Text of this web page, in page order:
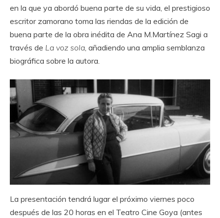
en la que ya abordó buena parte de su vida, el prestigioso
escritor zamorano toma las riendas de la edición de
buena parte de la obra inédita de Ana M.Martínez Sagi a
través de La voz sola , añadiendo una amplia semblanza
biográfica sobre la autora.
La presentación tendrá lugar el próximo viernes poco
después de las 20 horas en el Teatro Cine Goya (antes